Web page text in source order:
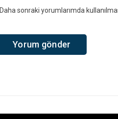
Daha sonraki yorumlarımda